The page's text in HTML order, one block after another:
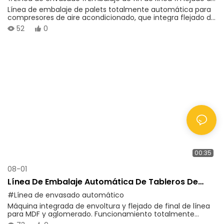
Flejado Y Envoltura Elástica
Línea de embalaje de palets totalmente automática para
compresores de aire acondicionado, que integra flejado de
PET y envoltura con film estirable para un embalaje de
palets estable, a prueba de polvo y listo para la
52 0
00:35
08-01
Línea De Embalaje Automática De Tableros De
Partículas MDF. Máquina De Envoltura Y Flejado Al
Final De La Línea.
#Línea de envasado automático
Máquina integrada de envoltura y flejado de final de línea
para MDF y aglomerado. Funcionamiento totalmente
automático, rendimiento estable y embalaje protector